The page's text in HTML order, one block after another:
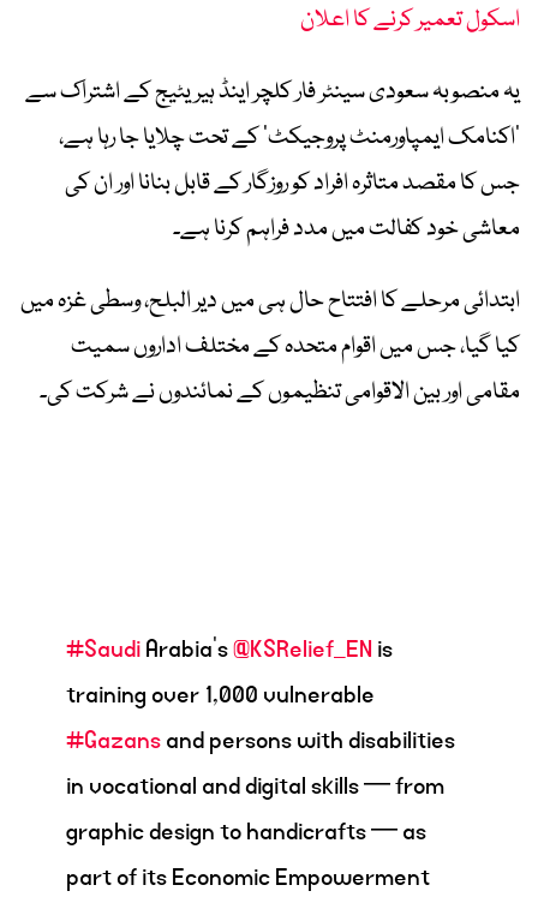
اسکول تعمیر کرنے کا اعلان
یہ منصوبہ سعودی سینٹر فار کلچر اینڈ ہیریٹیج کے اشتراک سے
’اکنامک ایمپاورمنٹ پروجیکٹ‘ کے تحت چلایا جا رہا ہے،
جس کا مقصد متاثرہ افراد کو روزگار کے قابل بنانا اور ان کی
معاشی خود کفالت میں مدد فراہم کرنا ہے۔
ابتدائی مرحلے کا افتتاح حال ہی میں دیر البلح، وسطی غزہ میں
کیا گیا، جس میں اقوام متحدہ کے مختلف اداروں سمیت
مقامی اور بین الاقوامی تنظیموں کے نمائندوں نے شرکت کی۔
#SaudiArabia’s@KSRelief_EN is
training over 1,000 vulnerable
#Gazansand persons with disabilities
in vocational and digital skills — from
graphic design to handicrafts — as
part of its Economic Empowerment